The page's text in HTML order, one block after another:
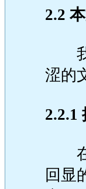
2.2
我
涩的
2.2.1
在
回显